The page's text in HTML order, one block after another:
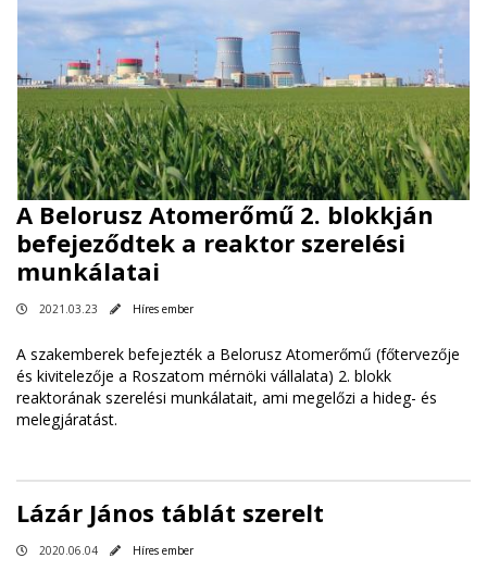
A Belorusz Atomerőmű 2. blokkján
befejeződtek a reaktor szerelési
munkálatai
2021.03.23 Híres ember
A szakemberek befejezték a Belorusz Atomerőmű (főtervezője
és kivitelezője a Roszatom mérnöki vállalata) 2. blokk
reaktorának szerelési munkálatait, ami megelőzi a hideg- és
melegjáratást.
Lázár János táblát szerelt
2020.06.04 Híres ember